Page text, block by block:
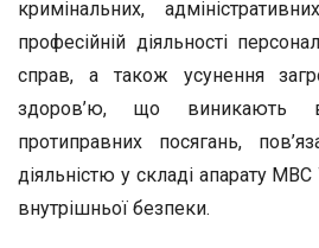
кримінальних,
професійній діяльності
справ, а також усунення
здоров’ю, що виникають
протиправних посягань,
діяльністю у складі апарату МВС
внутрішньої безпеки.